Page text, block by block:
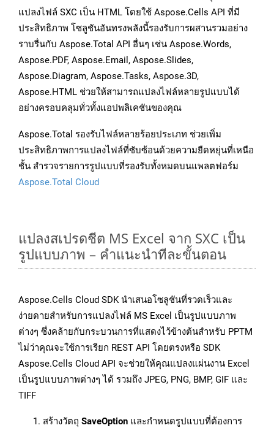
แปลงไฟล์ SXC เป็น HTML โดยใช้ Aspose.Cells API ที่มี
ประสิทธิภาพ โซลูชันอันทรงพลังนี้รองรับการผสานรวมอย่าง
ราบรื่นกับ Aspose.Total API อื่นๆ เช่น Aspose.Words,
Aspose.PDF, Aspose.Email, Aspose.Slides,
Aspose.Diagram, Aspose.Tasks, Aspose.3D,
Aspose.HTML ช่วยให้สามารถแปลงไฟล์หลายรูปแบบได้
อย่างครอบคลุมทั่วทั้งแอปพลิเคชันของคุณ
Aspose.Total รองรับไฟล์หลายร้อยประเภท ช่วยเพิ่ม
ประสิทธิภาพการแปลงไฟล์ที่ซับซ้อนด้วยความยืดหยุ่นที่เหนือ
ชั้น สำรวจรายการรูปแบบที่รองรับทั้งหมดบนแพลตฟอร์ม
Aspose.Total Cloud
แปลงสเปรดชีต MS Excel จาก SXC เป็น
รูปแบบภาพ – คำแนะนำทีละขั้นตอน
Aspose.Cells Cloud SDK นำเสนอโซลูชันที่รวดเร็วและ
ง่ายดายสำหรับการแปลงไฟล์ MS Excel เป็นรูปแบบภาพ
ต่างๆ ซึ่งคล้ายกับกระบวนการที่แสดงไว้ข้างต้นสำหรับ PPTM
ไม่ว่าคุณจะใช้การเรียก REST API โดยตรงหรือ SDK
Aspose.Cells Cloud API จะช่วยให้คุณแปลงแผ่นงาน Excel
เป็นรูปแบบภาพต่างๆ ได้ รวมถึง JPEG, PNG, BMP, GIF และ
TIFF
สร้างวัตถุ SaveOption และกำหนดรูปแบบที่ต้องการ